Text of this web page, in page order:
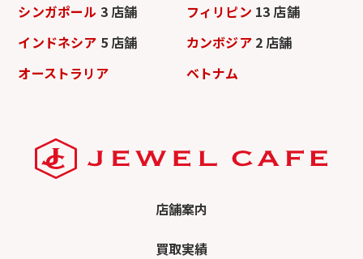
シンガポール 3 店舗 フィリピン 13 店舗
インドネシア 5 店舗 カンボジア 2 店舗
オーストラリア
ベトナム
店舗案内
買取実績